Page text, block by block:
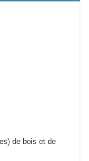
de bois et de